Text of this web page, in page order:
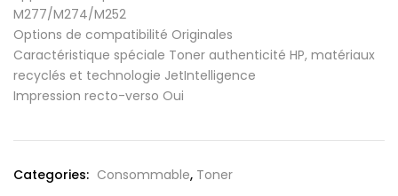
M277/M274/M252
Options de compatibilité Originales
Caractéristique spéciale Toner authenticité HP, matériaux
recyclés et technologie JetIntelligence
Impression recto-verso Oui
Categories: Consommable, Toner